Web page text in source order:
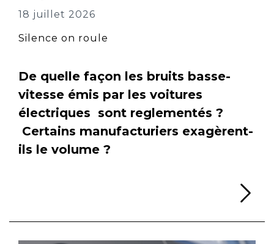
18 juillet 2026
Silence on roule
De quelle façon les bruits basse-
vitesse émis par les voitures
électriques sont reglementés ?
Certains manufacturiers exagèrent-
ils le volume ?